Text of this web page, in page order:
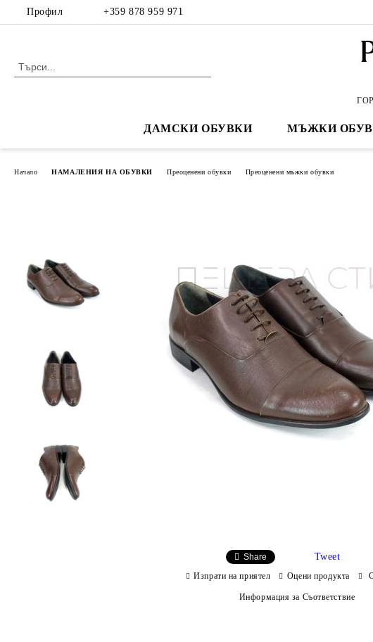
Профил +359 878 959 971
ДАМСКИ ОБУВКИ МЪЖКИ
Начало НАМАЛЕНИЯ НА ОБУВКИ Преоценени обувки Преоценени мъжки обувки
Share Tweet
Изпрати на приятел Оцени продукта
Информация за Съответствие